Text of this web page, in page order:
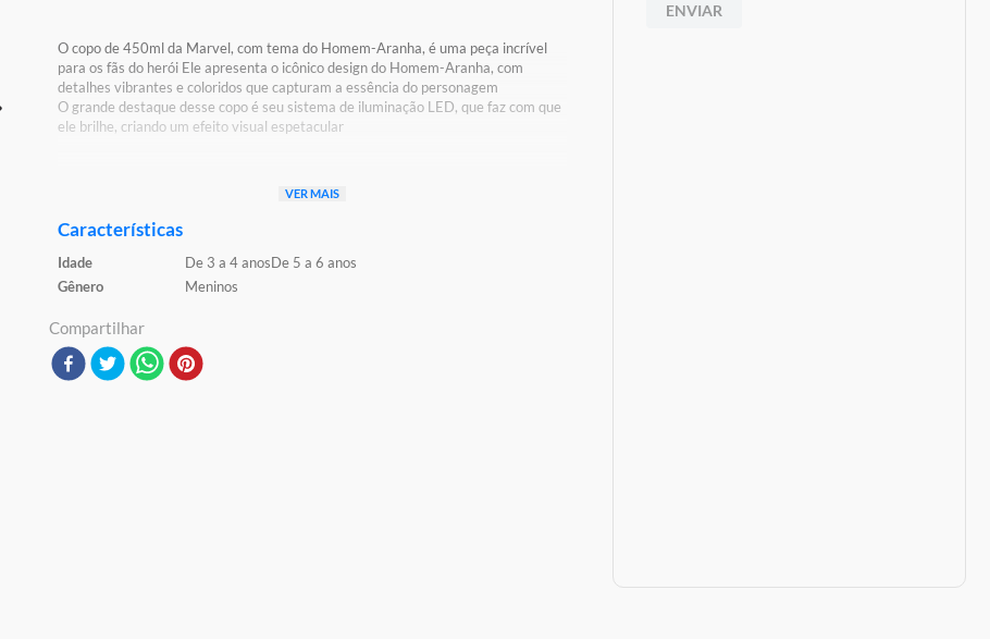
O copo de 450ml da Marvel, com tema do Homem-Aranha, é uma peça incrível
para os fãs do herói Ele apresenta o icônico design do Homem-Aranha, com
detalhes vibrantes e coloridos que capturam a essência do personagem
O grande destaque desse copo é seu sistema de iluminação LED, que faz com que
ele brilhe, criando um efeito visual espetacular
Certificação De Produtos)
Características:
Material/Composição: Plástico e PVC
Ref: DIS077
Marca: BBR
Modelo: Marvel
VER MAIS
Características
Idade De 3 a 4 anosDe 5 a 6 anos
Gênero
Meninos
Compartilhar
ENVIAR